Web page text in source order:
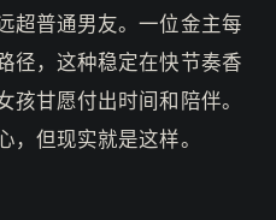
超普通男友。一位金主每
径，这种稳定在快节奏香
甘愿付出时间和陪伴。
但现实就是这样。